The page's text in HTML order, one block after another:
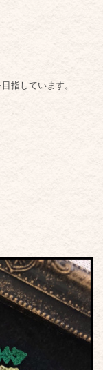
指しています。